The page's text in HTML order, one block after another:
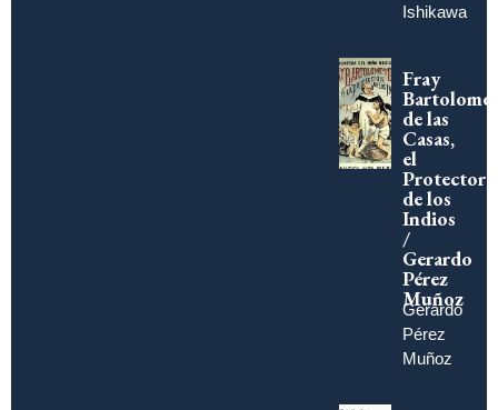
Ishikawa
Fray
Bartolomé
de las
Casas,
el
Protector
de los
Indios
/
Gerardo
Pérez
Muñoz
Gerardo
Pérez
Muñoz